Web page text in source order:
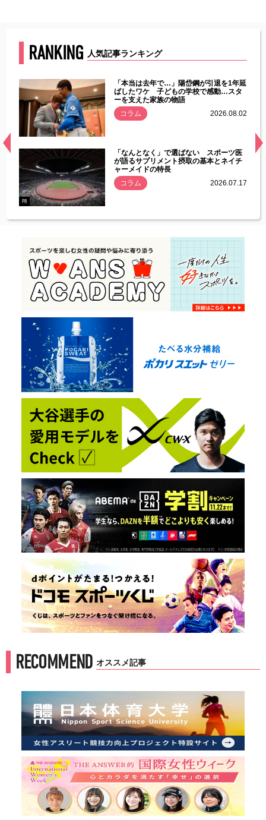
RANKING 人気記事ランキング
常
「本当は去年で…」陽岱鋼が引退を1年延
ばしたワケ 子どもの学校で感動…スタ
ーを支えた家族の物語
コラム
2026.08.02
PR
「なんとなく」で選ばない スポーツ医
が語るサプリメント摂取の基本とネイチ
ャーメイドの特長
コラム
2026.07.17
RECOMMEND オススメ記事